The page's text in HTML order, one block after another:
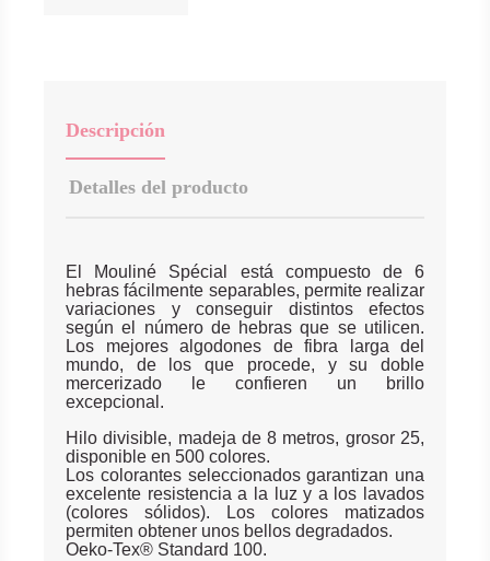
Descripción
Detalles del producto
El Mouliné Spécial está compuesto de 6
hebras fácilmente separables, permite realizar
variaciones y conseguir distintos efectos
según el número de hebras que se utilicen.
Los mejores algodones de fibra larga del
mundo, de los que procede, y su doble
mercerizado le confieren un brillo
excepcional.
Hilo divisible, madeja de 8 metros, grosor 25,
disponible en 500 colores.
Los colorantes seleccionados garantizan una
excelente resistencia a la luz y a los lavados
(colores sólidos). Los colores matizados
permiten obtener unos bellos degradados.
Oeko-Tex® Standard 100.